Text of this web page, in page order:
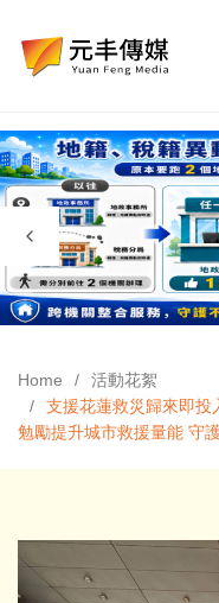
Home
活動花絮
支援花蓮救災歸來即投
勉勵提升城市救援量能 守